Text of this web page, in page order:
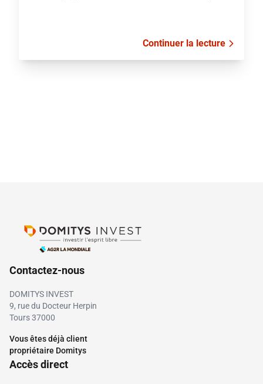
Continuer la lecture
Contactez-nous
DOMITYS INVEST
9, rue du Docteur Herpin
Tours 37000
Vous êtes déjà client
propriétaire Domitys
Accès direct